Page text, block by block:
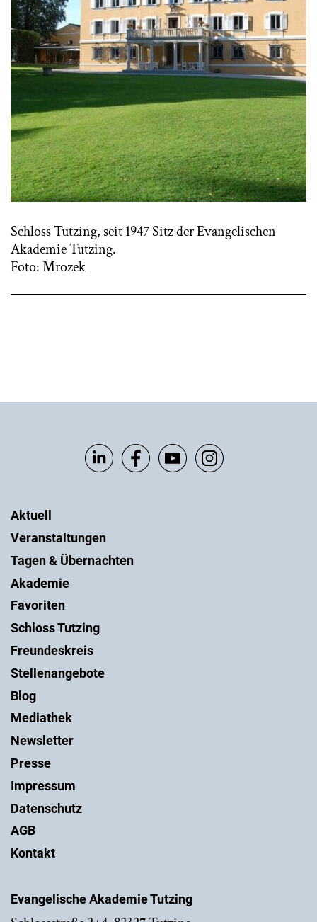
Schloss Tutzing, seit 1947 Sitz der Evangelischen
Akademie Tutzing.
Foto: Mrozek
Evangelische Akademie Tutzing
Aktuell
Veranstaltungen
Tagen & Übernachten
Akademie
Favoriten
Schloss Tutzing
Freundeskreis
Stellenangebote
Blog
Mediathek
Newsletter
Presse
Impressum
Datenschutz
AGB
Kontakt